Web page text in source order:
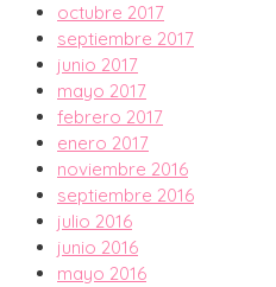
octubre 2017
septiembre 2017
junio 2017
mayo 2017
febrero 2017
enero 2017
noviembre 2016
septiembre 2016
julio 2016
junio 2016
mayo 2016